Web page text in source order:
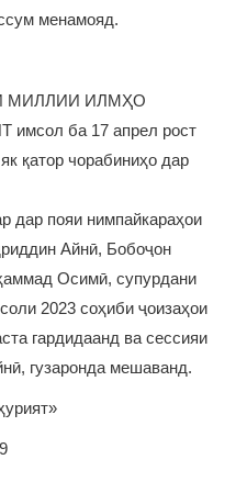
менамояд.
МИЛЛИИ ИЛМҲО
имсол ба 17 апрел рост
қатор чорабиниҳо дар
дар пояи нимпайкараҳои
Айнӣ, Бобоҷон
Осимӣ, супурдани
2023 соҳиби ҷоизаҳои
гардидаанд ва сессияи
гузаронда мешаванд.